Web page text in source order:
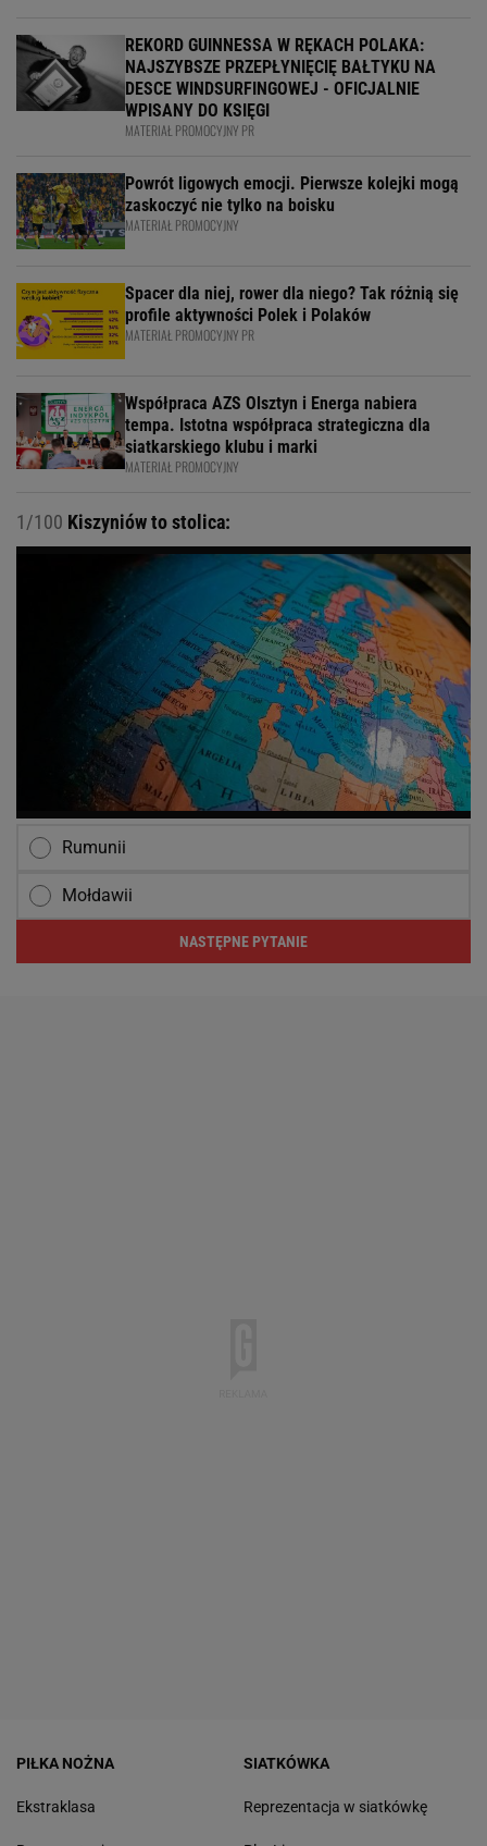
REKORD GUINNESSA W RĘKACH POLAKA:
NAJSZYBSZE PRZEPŁYNIĘCIĘ BAŁTYKU NA
DESCE WINDSURFINGOWEJ - OFICJALNIE
WPISANY DO KSIĘGI
MATERIAŁ PROMOCYJNY PR
Powrót ligowych emocji. Pierwsze kolejki mogą
zaskoczyć nie tylko na boisku
MATERIAŁ PROMOCYJNY
Spacer dla niej, rower dla niego? Tak różnią się
profile aktywności Polek i Polaków
MATERIAŁ PROMOCYJNY PR
Współpraca AZS Olsztyn i Energa nabiera
tempa. Istotna współpraca strategiczna dla
siatkarskiego klubu i marki
MATERIAŁ PROMOCYJNY
1/100 Kiszyniów to stolica:
Rumunii
Mołdawii
NASTĘPNE PYTANIE
PIŁKA NOŻNA
Ekstraklasa
SIATKÓWKA
Reprezentacja w siatkówkę